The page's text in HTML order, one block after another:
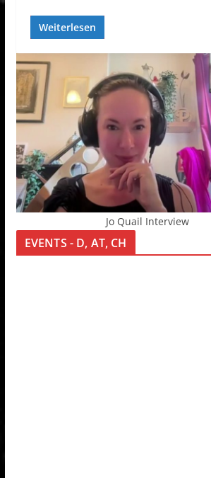
Weiterlesen
Jo Quail Interview
EVENTS - D, AT, CH